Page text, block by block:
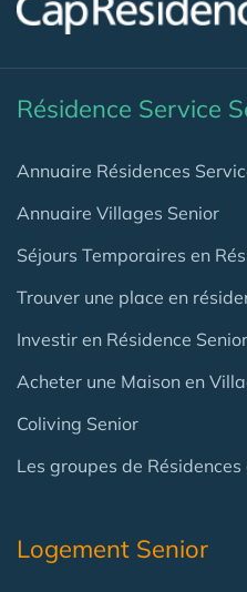
Résidence Service
Annuaire Résidences
Annuaire Villages Senior
Séjours Temporaires en
Trouver une place en
Investir en Résidence Senior
Acheter une Maison en
Coliving Senior
Les groupes de
Logement Senior